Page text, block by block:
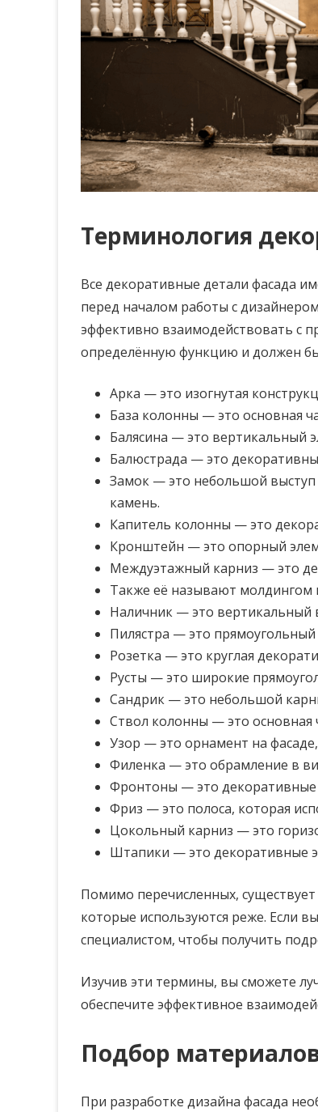
Терминология
Все декоративные детали фасада
перед началом работы с
эффективно взаимодействовать с
определённую функцию и должен
Арка — это изогнутая
База колонны — это основная
Балясина — это вертикальный
Балюстрада — это
Замок — это небольшой
камень.
Капитель колонны — это
Кронштейн — это опорный
Междуэтажный карниз — это
Также её называют молдингом
Наличник — это вертикальный
Пилястра — это
Розетка — это круглая
Русты — это широкие
Сандрик — это небольшой
Ствол колонны — это основная
Узор — это орнамент на
Филенка — это обрамление в
Фронтоны — это
Фриз — это полоса, которая
Цокольный карниз — это
Штапики — это декоративные
Помимо перечисленных,
которые используются реже. Если
специалистом, чтобы получить
Изучив эти термины, вы сможете
обеспечите эффективное
Подбор
При разработке дизайна фасада